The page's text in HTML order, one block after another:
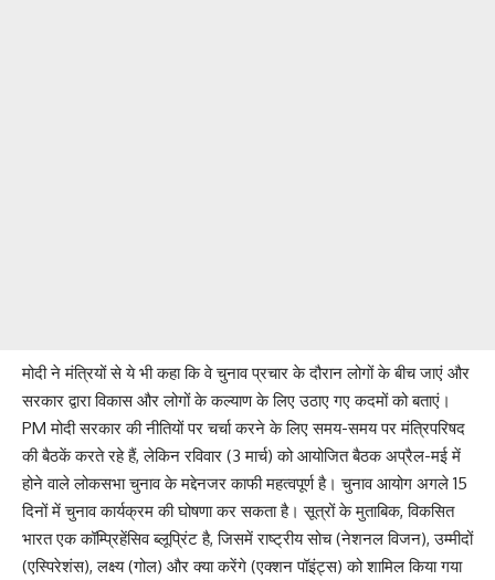
मोदी ने मंत्रियों से ये भी कहा कि वे चुनाव प्रचार के दौरान लोगों के बीच जाएं और
सरकार द्वारा विकास और लोगों के कल्याण के लिए उठाए गए कदमों को बताएं।
PM मोदी सरकार की नीतियों पर चर्चा करने के लिए समय-समय पर मंत्रिपरिषद
की बैठकें करते रहे हैं, लेकिन रविवार (3 मार्च) को आयोजित बैठक अप्रैल-मई में
होने वाले लोकसभा चुनाव के मद्देनजर काफी महत्वपूर्ण है। चुनाव आयोग अगले 15
दिनों में चुनाव कार्यक्रम की घोषणा कर सकता है। सूत्रों के मुताबिक, विकसित
भारत एक कॉम्प्रिहेंसिव ब्लूप्रिंट है, जिसमें राष्ट्रीय सोच (नेशनल विजन), उम्मीदों
(एस्पिरेशंस), लक्ष्य (गोल) और क्या करेंगे (एक्शन पॉइंट्स) को शामिल किया गया